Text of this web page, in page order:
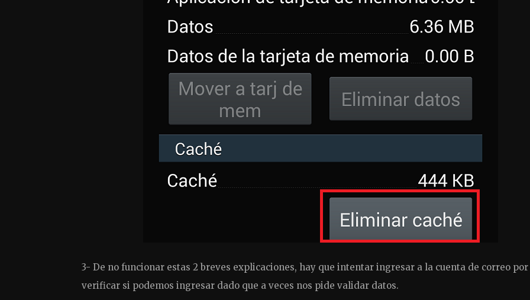
3- De no funcionar estas 2 breves explicaciones, hay que intentar ingresar a la cuenta de correo por
verificar si podemos ingresar dado que a veces nos pide validar datos.